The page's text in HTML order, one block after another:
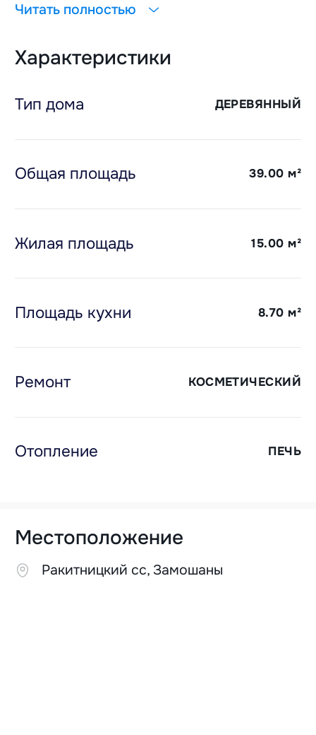
Отопление печное. Площадь участка 17
деревья. Идеальный вариант как для дачи,
так и для строительства нового дома.
Очень хорошие соседи. Большой участок
с прекрасным месторасположением.
Читать полностью
Характеристики
Тип дома ДЕРЕВЯННЫЙ
Общая площадь 39.00 м²
Жилая площадь 15.00 м²
Площадь кухни 8.70 м²
Ремонт КОСМЕТИЧЕСКИЙ
Отопление ПЕЧЬ
Местоположение
Ракитницкий cc, Замошаны